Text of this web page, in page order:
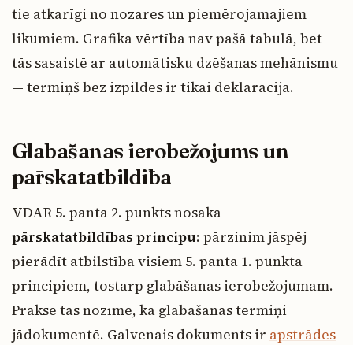
tie atkarīgi no nozares un piemērojamajiem
likumiem. Grafika vērtība nav pašā tabulā, bet
tās sasaistē ar automātisku dzēšanas mehānismu
— termiņš bez izpildes ir tikai deklarācija.
Glabāšanas ierobežojums un
pārskatatbildība
VDAR 5. panta 2. punkts nosaka
pārskatatbildības principu: pārzinim jāspēj
pierādīt atbilstība visiem 5. panta 1. punkta
principiem, tostarp glabāšanas ierobežojumam.
Praksē tas nozīmē, ka glabāšanas termiņi
jādokumentē. Galvenais dokuments ir apstrādes